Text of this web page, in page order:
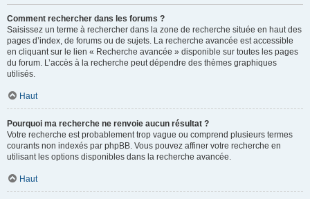
Comment rechercher dans les forums ?
Saisissez un terme à rechercher dans la zone de recherche située en haut des
pages d’index, de forums ou de sujets. La recherche avancée est accessible
en cliquant sur le lien « Recherche avancée » disponible sur toutes les pages
du forum. L’accès à la recherche peut dépendre des thèmes graphiques
utilisés.
Haut
Pourquoi ma recherche ne renvoie aucun résultat ?
Votre recherche est probablement trop vague ou comprend plusieurs termes
courants non indexés par phpBB. Vous pouvez affiner votre recherche en
utilisant les options disponibles dans la recherche avancée.
Haut